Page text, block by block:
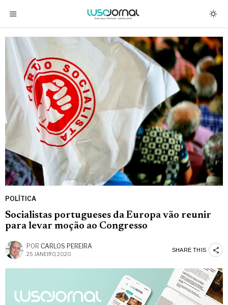
POLÍTICA
Socialistas portugueses da Europa vão reunir
para levar moção ao Congresso
POR CARLOS PEREIRA
25 JANEIRO, 2020
SHARE THIS